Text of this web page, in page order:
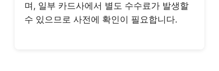
며, 일부 카드사에서 별도 수수료가 발생할
수 있으므로 사전에 확인이 필요합니다.